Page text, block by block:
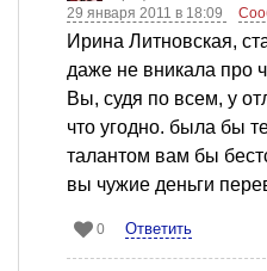
29 января 2011 в 18:09
Ирина Литновская,
даже не вникала про
Вы, судя по всем, у
что угодно. была бы
талантом вам бы
вы чужие деньги
0 Ответить